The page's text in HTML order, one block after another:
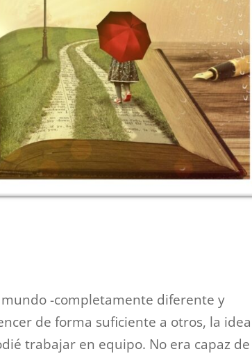
-completamente diferente y
de forma suficiente a otros, la
trabajar en equipo. No era capaz de